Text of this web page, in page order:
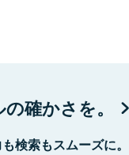
確かさを。
検索もスムーズに。